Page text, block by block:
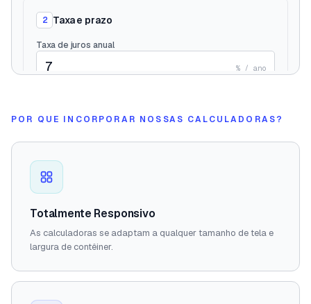
POR QUE INCORPORAR NOSSAS CALCULADORAS?
Totalmente Responsivo
As calculadoras se adaptam a qualquer tamanho de tela e
largura de contêiner.